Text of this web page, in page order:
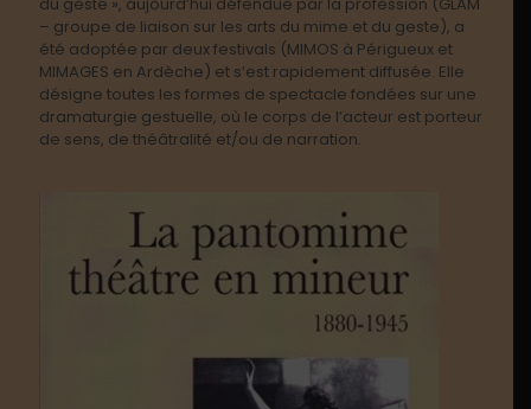
– groupe de liaison sur les arts du mime et du geste), a
été adoptée par deux festivals (MIMOS à Périgueux et
MIMAGES en Ardèche) et s’est rapidement diffusée. Elle
désigne toutes les formes de spectacle fondées sur une
dramaturgie gestuelle, où le corps de l’acteur est porteur
de sens, de théâtralité et/ou de narration.